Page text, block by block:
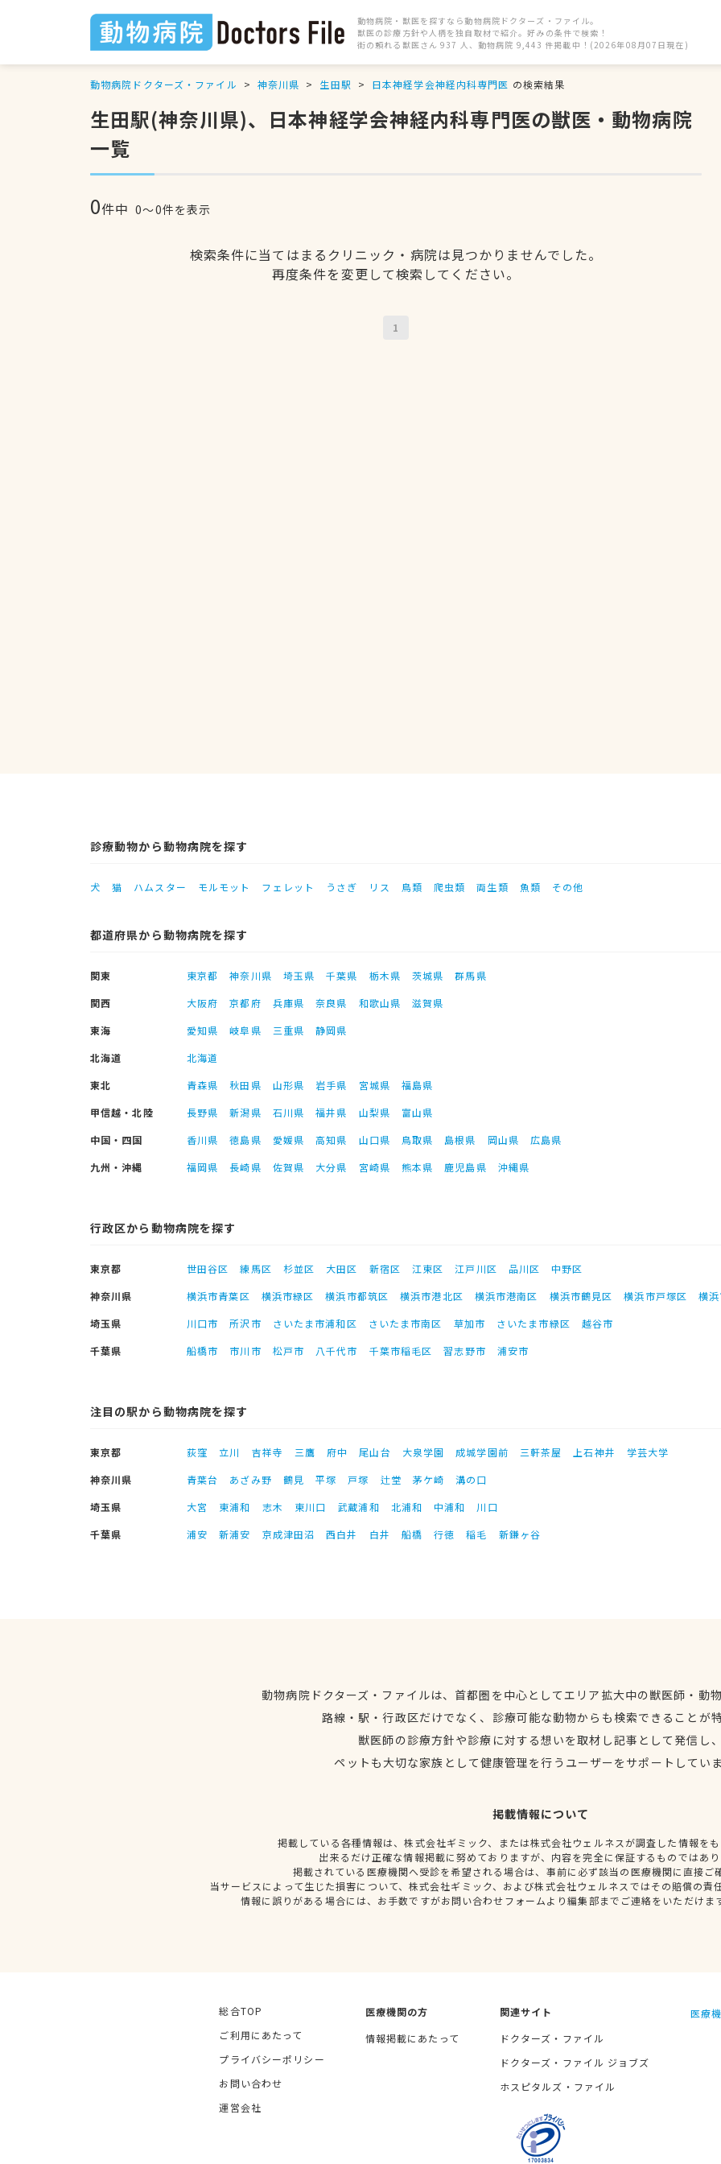
動物病院・獣医を探すなら動物病院ドクターズ・ファイル。
獣医の診療方針や人柄を独自取材で紹介。好みの条件で検索！
街の頼れる獣医さん 937 人、動物病院 9,443 件掲載中！(2026年08月07日現在)
動物病院ドクターズ・ファイル 神奈川県 生田駅 日本神経学会神経内科専門医 の検索結果
生田駅(神奈川県)、日本神経学会神経内科専門医の獣医・動物病院
一覧
0件中 0〜0件を表示
検索条件に当てはまるクリニック・病院は見つかりませんでした。
再度条件を変更して検索してください。
1
診療動物から動物病院を探す
犬 猫 ハムスター モルモット フェレット うさぎ リス 鳥類 爬虫類 両生類 魚類 その他
都道府県から動物病院を探す
関東 東京都 神奈川県 埼玉県 千葉県 栃木県 茨城県
群馬県
関西
大阪府 京都府 兵庫県 奈良県 和歌山県
滋賀県
東海
愛知県 岐阜県 三重県
静岡県
北海道
北海道
東北
青森県 秋田県 山形県 岩手県 宮城県
福島県
甲信越・北陸
長野県 新潟県 石川県 福井県 山梨県
富山県
中国・四国
香川県 徳島県 愛媛県 高知県 山口県 鳥取県 島根県 岡山県
広島県
九州・沖縄
福岡県 長崎県 佐賀県 大分県 宮崎県 熊本県 鹿児島県 沖縄県
行政区から動物病院を探す
東京都 世田谷区 練馬区 杉並区 大田区 新宿区 江東区 江戸川区 品川区
中野区
神奈川県
横浜市青葉区 横浜市緑区 横浜市都筑区 横浜市港北区 横浜市港南区 横浜市鶴見区 横浜市戸塚区
横
埼玉県
川口市 所沢市 さいたま市浦和区 さいたま市南区 草加市 さいたま市緑区
越谷市
千葉県
船橋市 市川市 松戸市 八千代市 千葉市稲毛区 習志野市 浦安市
注目の駅から動物病院を探す
東京都 荻窪 立川 吉祥寺 三鷹 府中 尾山台 大泉学園 成城学園前 三軒茶屋 上石神井
学芸大学
神奈川県
青葉台 あざみ野 鶴見 平塚 戸塚 辻堂 茅ケ崎
溝の口
埼玉県
大宮 東浦和 志木 東川口 武蔵浦和 北浦和 中浦和
川口
千葉県
浦安 新浦安 京成津田沼 西白井 白井 船橋 行徳 稲毛 新鎌ヶ谷
動物病院ドクターズ・ファイルは、首都圏を中心としてエリア拡大中の獣医師・動
路線・駅・行政区だけでなく、診療可能な動物からも検索できることが
獣医師の診療方針や診療に対する想いを取材し記事として発信し
ペットも大切な家族として健康管理を行うユーザーをサポートしてい
掲載情報について
掲載している各種情報は、株式会社ギミック、または株式会社ウェルネスが調査した情報を
出来るだけ正確な情報掲載に努めておりますが、内容を完全に保証するものではあ
掲載されている医療機関へ受診を希望される場合は、事前に必ず該当の医療機関に直接ご
当サービスによって生じた損害について、株式会社ギミック、および株式会社ウェルネスではその賠償の責
情報に誤りがある場合には、お手数ですがお問い合わせフォームより編集部までご連絡をいただけま
総合TOP
ご利用にあたって
プライバシーポリシー
お問い合わせ
運営会社
医療機関の方
情報掲載にあたって
関連サイト
ドクターズ・ファイル
ドクターズ・ファイル ジョブズ
ホスピタルズ・ファイル
医療